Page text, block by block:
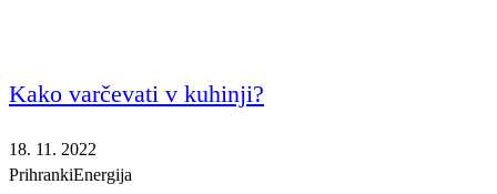
Kako varčevati v kuhinji?
18. 11. 2022
PrihrankiEnergija